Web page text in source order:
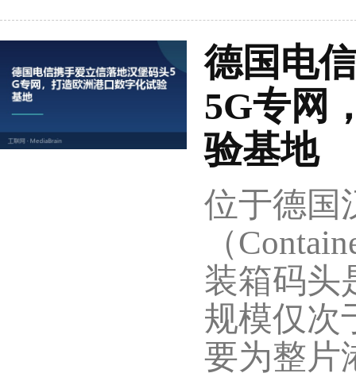
德国电
5G专网
验基地
位于德国
（
装箱码头
规模仅次
要为整片